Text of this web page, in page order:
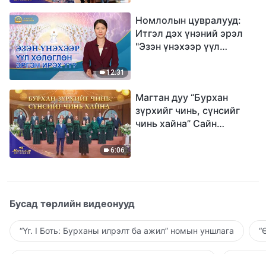
12:31
Номлолын цувралууд:
Итгэл дэх үнэний эрэл
"Эзэн үнэхээр үүл
6:06
Магтан дуу “Бурхан
зүрхийг чинь, сүнсийг
чинь хайна” Сайн
Бусад төрлийн видеонууд
“Үг. I Боть: Бурханы илрэлт ба ажил” номын уншлага